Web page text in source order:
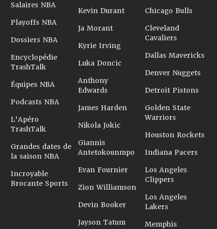
Salaires NBA
Playoffs NBA
Dossiers NBA
Encyclopédie
TrashTalk
Équipes NBA
Podcasts NBA
L'Apéro
TrashTalk
Grandes dates de
la saison NBA
Incroyable
Brocante Sports
Kevin Durant
Ja Morant
Kyrie Irving
Luka Doncic
Anthony
Edwards
James Harden
Nikola Jokic
Giannis
Antetokounmpo
Evan Fournier
Zion Williamson
Devin Booker
Jayson Tatum
Chicago Bulls
Cleveland
Cavaliers
Dallas Mavericks
Denver Nuggets
Detroit Pistons
Golden State
Warriors
Houston Rockets
Indiana Pacers
Los Angeles
Clippers
Los Angeles
Lakers
Memphis